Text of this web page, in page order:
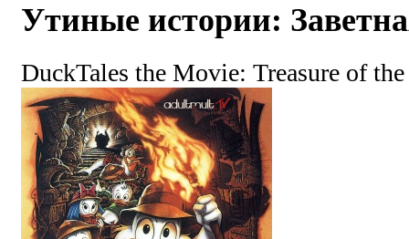
Утиные истории:
DuckTales the Movie: Treasure of